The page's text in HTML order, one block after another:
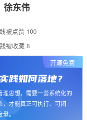
徐东伟
被点赞 100
被收藏 8
开源免费
践如何落地？
理思想，需要一套系统化的
，才能真正可执行、可闭
。